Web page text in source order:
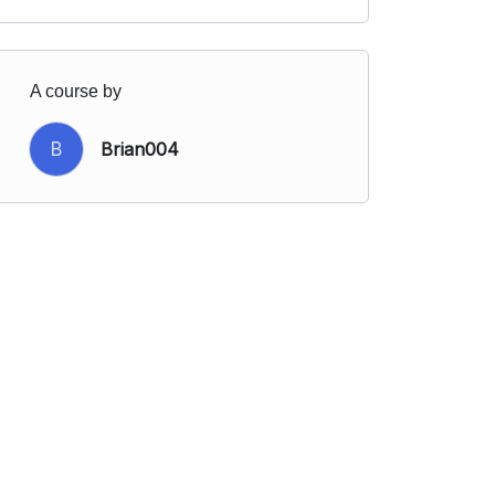
A course by
B Brian004